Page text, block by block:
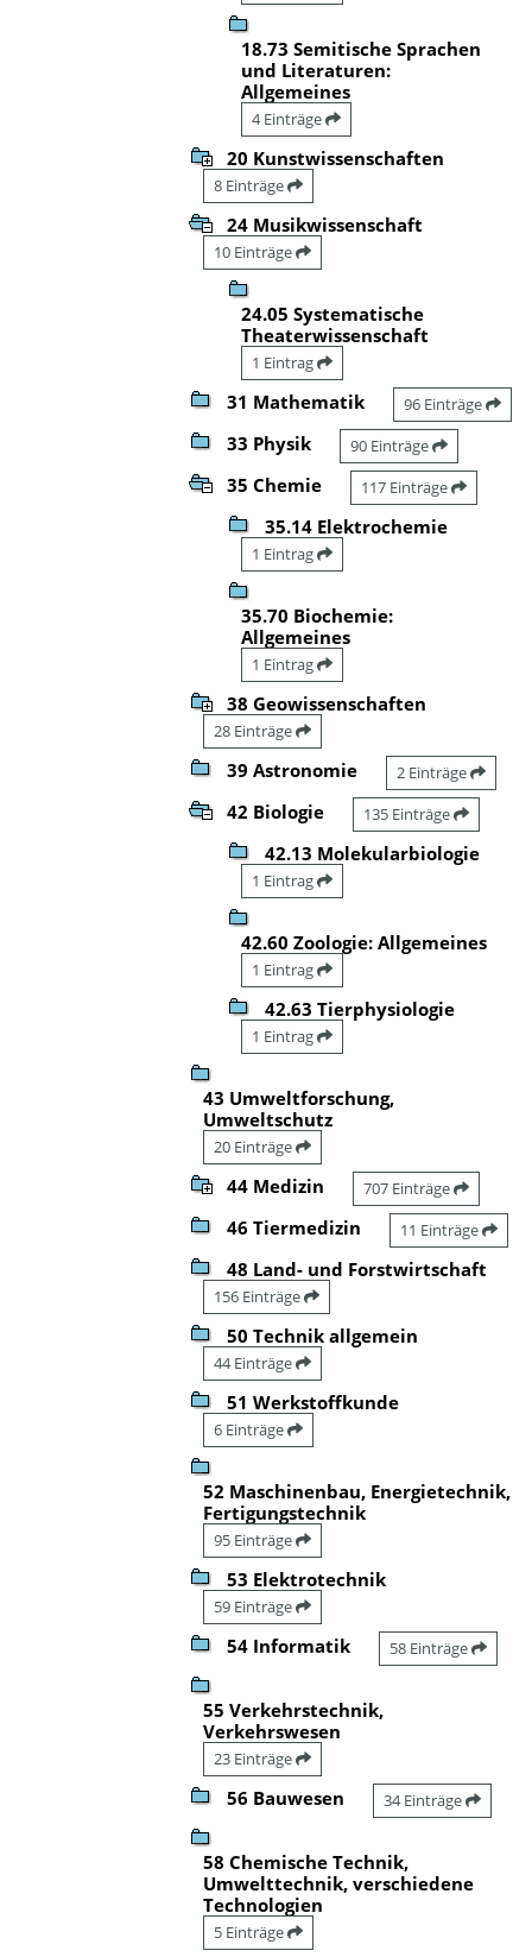
18.73 Semitische Sprachen
und Literaturen:
Allgemeines
4 Einträge
20 Kunstwissenschaften
8 Einträge
24 Musikwissenschaft
10 Einträge
24.05 Systematische
Theaterwissenschaft
1 Eintrag
31 Mathematik 96 Einträge
33 Physik 90 Einträge
35 Chemie 117 Einträge
35.14 Elektrochemie
1 Eintrag
35.70 Biochemie:
Allgemeines
1 Eintrag
38 Geowissenschaften
28 Einträge
39 Astronomie 2 Einträge
42 Biologie 135 Einträge
42.13 Molekularbiologie
1 Eintrag
42.60 Zoologie: Allgemeines
1 Eintrag
42.63 Tierphysiologie
1 Eintrag
43 Umweltforschung,
Umweltschutz
20 Einträge
44 Medizin 707 Einträge
46 Tiermedizin 11 Einträge
48 Land- und Forstwirtschaft
156 Einträge
50 Technik allgemein
44 Einträge
51 Werkstoffkunde
6 Einträge
52 Maschinenbau, Energietechnik,
Fertigungstechnik
95 Einträge
53 Elektrotechnik
59 Einträge
54 Informatik 58 Einträge
55 Verkehrstechnik,
Verkehrswesen
23 Einträge
56 Bauwesen 34 Einträge
58 Chemische Technik,
Umwelttechnik, verschiedene
Technologien
5 Einträge